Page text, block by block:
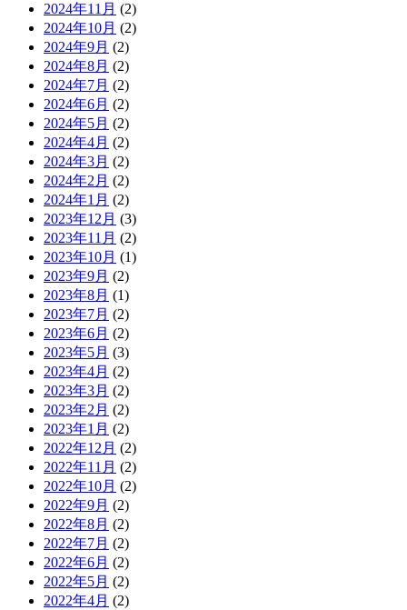
2024年11月 (2)
2024年10月 (2)
2024年9月 (2)
2024年8月 (2)
2024年7月 (2)
2024年6月 (2)
2024年5月 (2)
2024年4月 (2)
2024年3月 (2)
2024年2月 (2)
2024年1月 (2)
2023年12月 (3)
2023年11月 (2)
2023年10月 (1)
2023年9月 (2)
2023年8月 (1)
2023年7月 (2)
2023年6月 (2)
2023年5月 (3)
2023年4月 (2)
2023年3月 (2)
2023年2月 (2)
2023年1月 (2)
2022年12月 (2)
2022年11月 (2)
2022年10月 (2)
2022年9月 (2)
2022年8月 (2)
2022年7月 (2)
2022年6月 (2)
2022年5月 (2)
2022年4月 (2)